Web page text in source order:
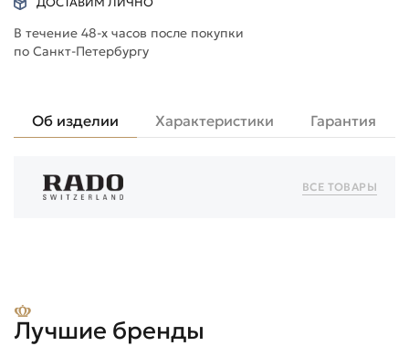
В течение 48-х часов после покупки
по Санкт-Петербургу
Об изделии Характеристики Гарантия
ВСЕ ТОВАРЫ
Лучшие бренды